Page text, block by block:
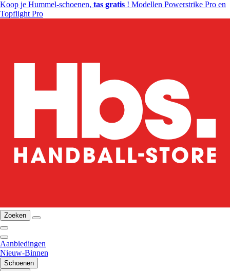
Koop je Hummel-schoenen, tas gratis ! Modellen Powerstrike Pro en
Topflight Pro
Zoeken
Aanbiedingen
Nieuw-Binnen
Schoenen